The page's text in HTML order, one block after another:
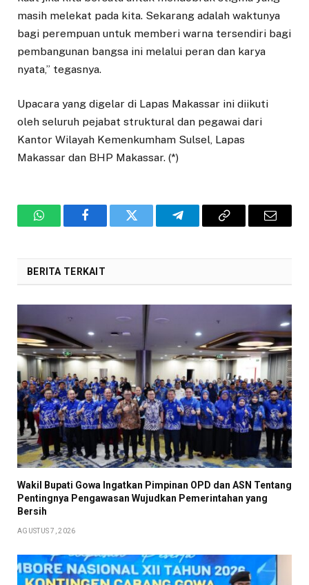
masih melekat pada kita. Sekarang adalah waktunya
bagi perempuan untuk memberi warna tersendiri bagi
pembangunan bangsa ini melalui peran dan karya
nyata,” tegasnya.
Upacara yang digelar di Lapas Makassar ini diikuti
oleh seluruh pejabat struktural dan pegawai dari
Kantor Wilayah Kemenkumham Sulsel, Lapas
Makassar dan BHP Makassar. (*)
WhatsAppFacebookTwitter TelegramCopy
Email
BERITA TERKAIT
Wakil Bupati Gowa Ingatkan Pimpinan OPD dan ASN Tentang
Pentingnya Pengawasan Wujudkan Pemerintahan yang
Bersih
AGUSTUS 7, 2026